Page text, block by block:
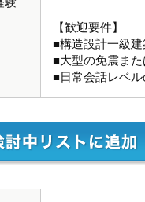
【歓迎要件】
■構造設計一級
■大型の免震ま
■日常会話レベル